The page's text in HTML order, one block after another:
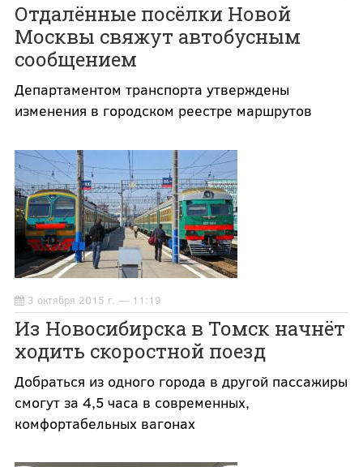
Отдалённые посёлки Новой
Москвы свяжут автобусным
сообщением
Департаментом транспорта утверждены
изменения в городском реестре маршрутов
3 октября 2015 г. — 11:19
Из Новосибирска в Томск начнёт
ходить скоростной поезд
Добраться из одного города в другой пассажиры
смогут за 4,5 часа в современных,
комфортабельных вагонах